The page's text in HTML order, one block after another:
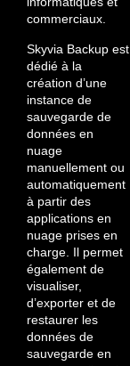
commerciaux.
Skyvia Backup est
dédié à la
création d’une
instance de
sauvegarde de
données en
nuage
manuellement ou
automatiquement
à partir des
applications en
nuage prises en
charge. Il permet
également de
visualiser,
d’exporter et de
restaurer les
données de
sauvegarde en